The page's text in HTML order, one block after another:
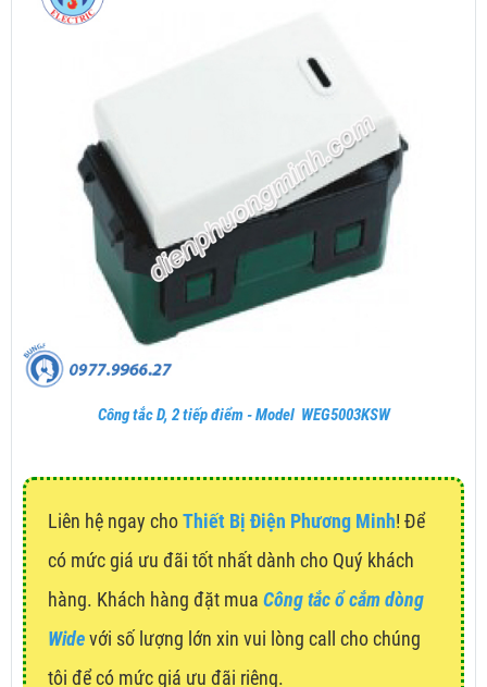
Công tắc D, 2 tiếp điểm - Model WEG5003KSW
Liên hệ ngay choThiết Bị Điện Phương Minh! Để
có mức giá ưu đãi tốt nhất dành cho Quý khách
hàng. Khách hàng đặt mua Công tắc ổ cắm dòng
Widevới số lượng lớn xin vui lòng call cho chúng
tôi để có mức giá ưu đãi riêng.